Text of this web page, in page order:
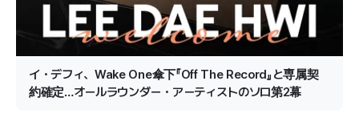
イ・デフィ、Wake One傘下『Off The Record』と専属契
約確定…オールラウンダー・アーティストのソロ第2幕